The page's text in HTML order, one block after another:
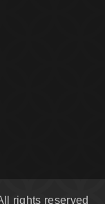
rights reserved